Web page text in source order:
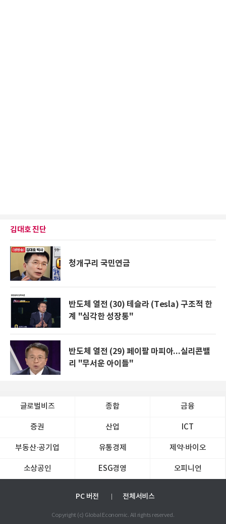
김대호 진단
청개구리 국민연금
반도체 열전 (30) 테슬라 (Tesla) 구조적 한
계 "심각한 성장통"
반도체 열전 (29) 페이팔 마피아...실리콘밸
리 "무서운 아이들"
글로벌비즈 종합 금융
증권 산업 ICT
부동산·공기업 유통경제 제약∙바이오
소상공인 ESG경영 오피니언
PC 버전 전체서비스
Copyright (c) Global Economic. All rights reserved.